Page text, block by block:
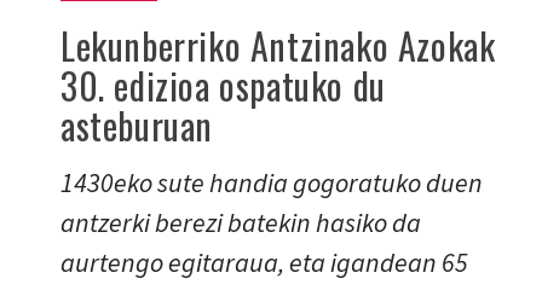
Lekunberriko Antzinako Azokak
30. edizioa ospatuko du
asteburuan
1430eko sute handia gogoratuko duen
antzerki berezi batekin hasiko da
aurtengo egitaraua, eta igandean 65